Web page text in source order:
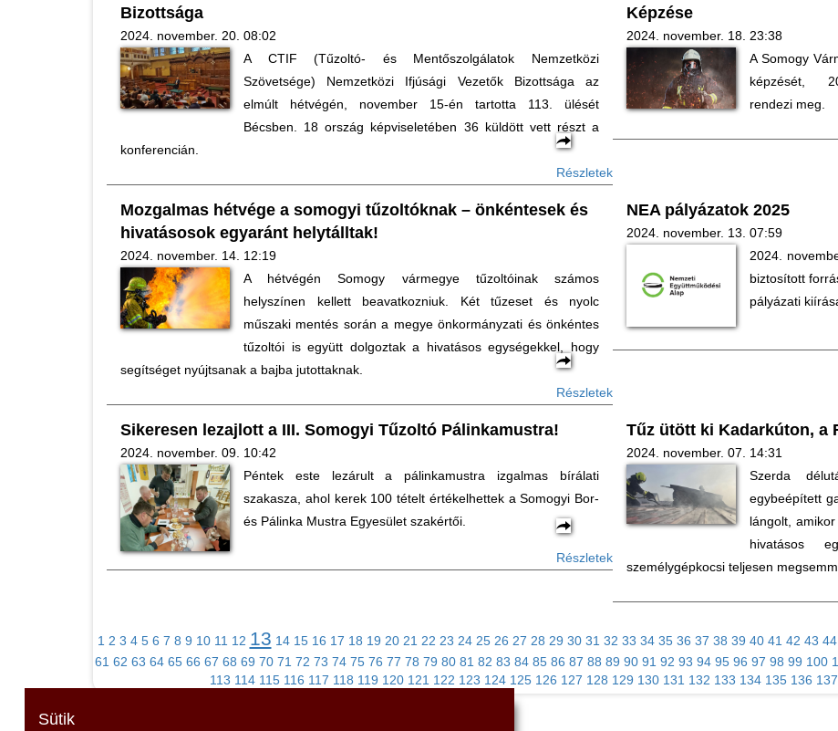
Bizottsága
2024. november. 20. 08:02
A CTIF (Tűzoltó- és Mentőszolgálatok Nemzetközi
Szövetsége) Nemzetközi Ifjúsági Vezetők Bizottsága az
elmúlt hétvégén, november 15-én tartotta 113. ülését
Bécsben. 18 ország képviseletében 36 küldött vett részt a
konferencián.
Részletek
Képzése
2024. november. 18. 23:38
A Somogy
képzését,
rendezi meg.
Mozgalmas hétvége a somogyi tűzoltóknak – önkéntesek és
hivatásosok egyaránt helytálltak!
2024. november. 14. 12:19
A hétvégén Somogy vármegye tűzoltóinak számos
helyszínen kellett beavatkozniuk. Két tűzeset és nyolc
műszaki mentés során a megye önkormányzati és önkéntes
tűzoltói is együtt dolgoztak a hivatásos egységekkel, hogy
segítséget nyújtsanak a bajba jutottaknak.
Részletek
NEA pályázatok 2025
2024. november. 13. 07:59
2024.
biztosított
pályázati
Sikeresen lezajlott a III. Somogyi Tűzoltó Pálinkamustra!
2024. november. 09. 10:42
Péntek este lezárult a pálinkamustra izgalmas bírálati
szakasza, ahol kerek 100 tételt értékelhettek a Somogyi Bor-
és Pálinka Mustra Egyesület szakértői.
Részletek
Tűz ütött ki Kadarkúton, a
2024. november. 07. 14:31
Szerda
egybeépített
lángolt,
hivatásos
személygépkocsi teljesen
1 2 3 4 5 6 7 8 9 10 11 12 13 14 15 16 17 18 19 20 21 22 23 24 25 26 27 28 29 30 31 32 33 34 35 36 37 38 39 40 41 42 43 44
61 62 63 64 65 66 67 68 69 70 71 72 73 74 75 76 77 78 79 80 81 82 83 84 85 86 87 88 89 90 91 92 93 94 95 96 97 98 99 100
113 114 115 116 117 118 119 120 121 122 123 124 125 126 127 128 129 130 131 132 133 134 135 136 137
Sütik